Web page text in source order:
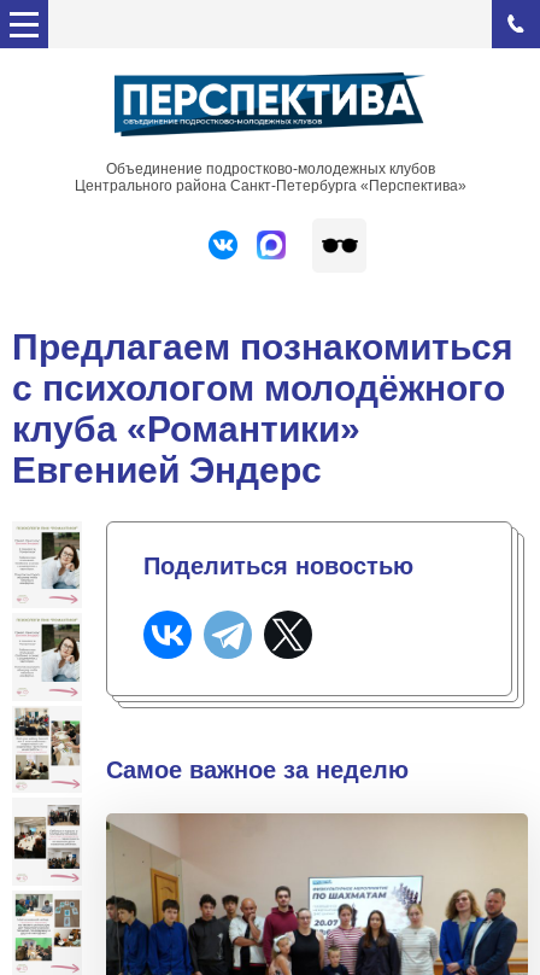
Объединение подростково-молодежных клубов
Центрального района Санкт-Петербурга «Перспектива»
Предлагаем познакомиться
с психологом молодёжного
клуба «Романтики»
Евгенией Эндерс
Поделиться новостью
Самое важное за неделю